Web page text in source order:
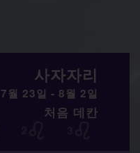
사자자리
7월 23일 - 8월 2일
처음 데칸